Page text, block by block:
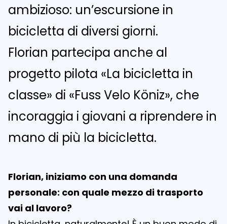
ambizioso: un’escursione in
bicicletta di diversi giorni.
Florian partecipa anche al
progetto pilota «La bicicletta in
classe» di «Fuss Velo Köniz», che
incoraggia i giovani a riprendere in
mano di più la bicicletta.
Florian, iniziamo con una domanda
personale: con quale mezzo di trasporto
vai al lavoro?